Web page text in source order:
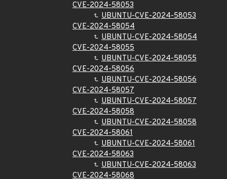
CVE-2024-58053
UBUNTU-CVE-2024-58053
CVE-2024-58054
UBUNTU-CVE-2024-58054
CVE-2024-58055
UBUNTU-CVE-2024-58055
CVE-2024-58056
UBUNTU-CVE-2024-58056
CVE-2024-58057
UBUNTU-CVE-2024-58057
CVE-2024-58058
UBUNTU-CVE-2024-58058
CVE-2024-58061
UBUNTU-CVE-2024-58061
CVE-2024-58063
UBUNTU-CVE-2024-58063
CVE-2024-58068